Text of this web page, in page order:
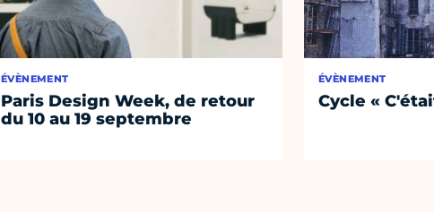
ÉVÈNEMENT
Paris Design Week, de retour
du 10 au 19 septembre
ÉVÈNEMENT
Cycle «